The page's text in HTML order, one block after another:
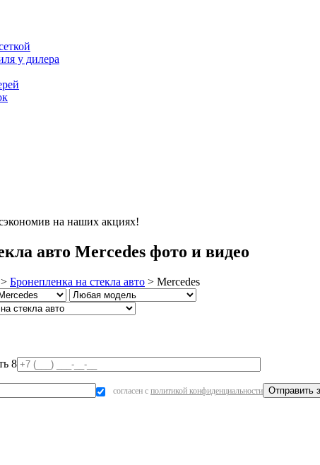
у дилера
на наших акциях!
авто Mercedes фото и видео
> Бронепленка на стекла авто > Mercedes
8
согласен с политикой конфиденциальности